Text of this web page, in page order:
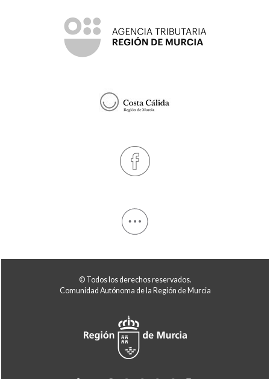
© Todos los derechos reservados.
Comunidad Autónoma de la Región de Murcia